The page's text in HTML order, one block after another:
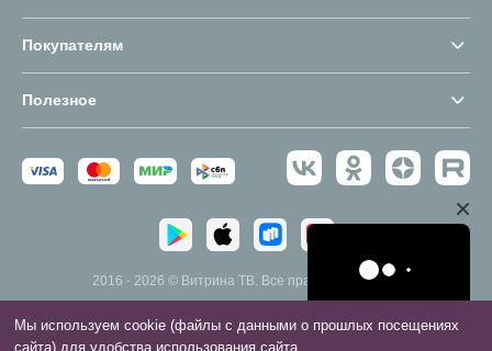
Покупателям
Полезное
2016 - 2026 © Витрина ТВ. Все права защищены.
Мы используем cookie (файлы с данными о прошлых посещениях
сайта) для удобства использования сайта.